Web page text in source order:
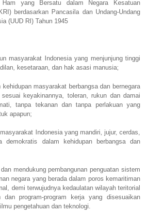
yang Bersatu dalam Negara Kesatuan
berdasarkan Pancasila dan Undang-Undang
(UUD RI) Tahun 1945
masyarakat Indonesia yang menjunjung tinggi
kesetaraan, dan hak asasi manusia;
kehidupan masyarakat berbangsa dan bernegara
keyakinannya, toleran, rukun dan damai
tanpa tekanan dan tanpa perlakuan yang
apapun;
Indonesia yang mandiri, jujur, cerdas,
demokratis dalam kehidupan berbangsa dan
dan mendukung pembangunan penguatan sistem
negara yang berada dalam poros kemaritiman
demi terwujudnya kedaulatan wilayah teritorial
dan program-program kerja yang disesuaikan
pengetahuan dan teknologi.